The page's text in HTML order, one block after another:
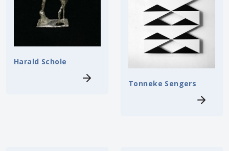
Harald Schole
Tonneke Sengers